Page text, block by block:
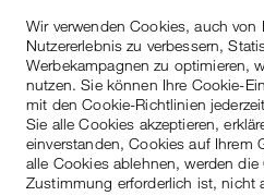
Wir verwenden Cookies, auch von
Nutzererlebnis zu verbessern,
Werbekampagnen zu optimieren,
nutzen. Sie können Ihre Cookie-
mit den Cookie-Richtlinien
Sie alle Cookies akzeptieren,
einverstanden, Cookies auf Ihrem
alle Cookies ablehnen, werden
Zustimmung erforderlich ist, nicht